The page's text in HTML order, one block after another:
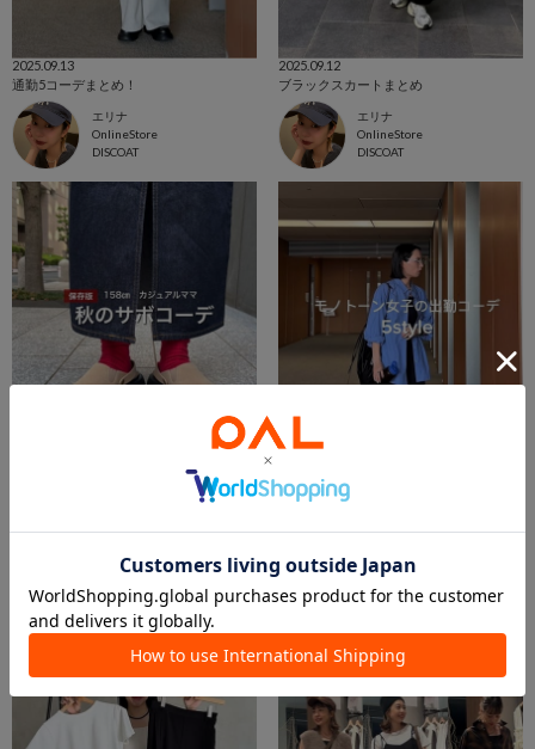
2025.09.13
通勤5コーデまとめ！
エリナ
OnlineStore
DISCOAT
2025.09.12
ブラックスカートまとめ
エリナ
OnlineStore
DISCOAT
OnlineStore
DISCOAT
2025.09.06
yui
ららぽーとエキスポシティ店
DISCOAT